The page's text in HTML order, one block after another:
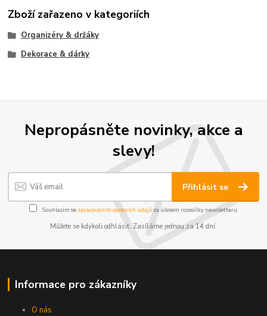
Zboží zařazeno v kategoriích
Organizéry & držáky
Dekorace & dárky
Nepropásněte novinky, akce a
slevy!
Přihlásit se
Souhlasím se zpracováním osobních údajůza účelem rozesílky newsletteru.
Můžete se kdykoli odhlásit. Zasíláme jednou za 14 dní.
Informace pro zákazníky
O nás